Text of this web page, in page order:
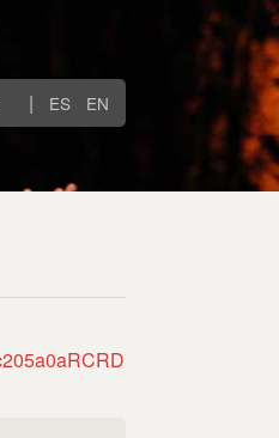
| ES EN